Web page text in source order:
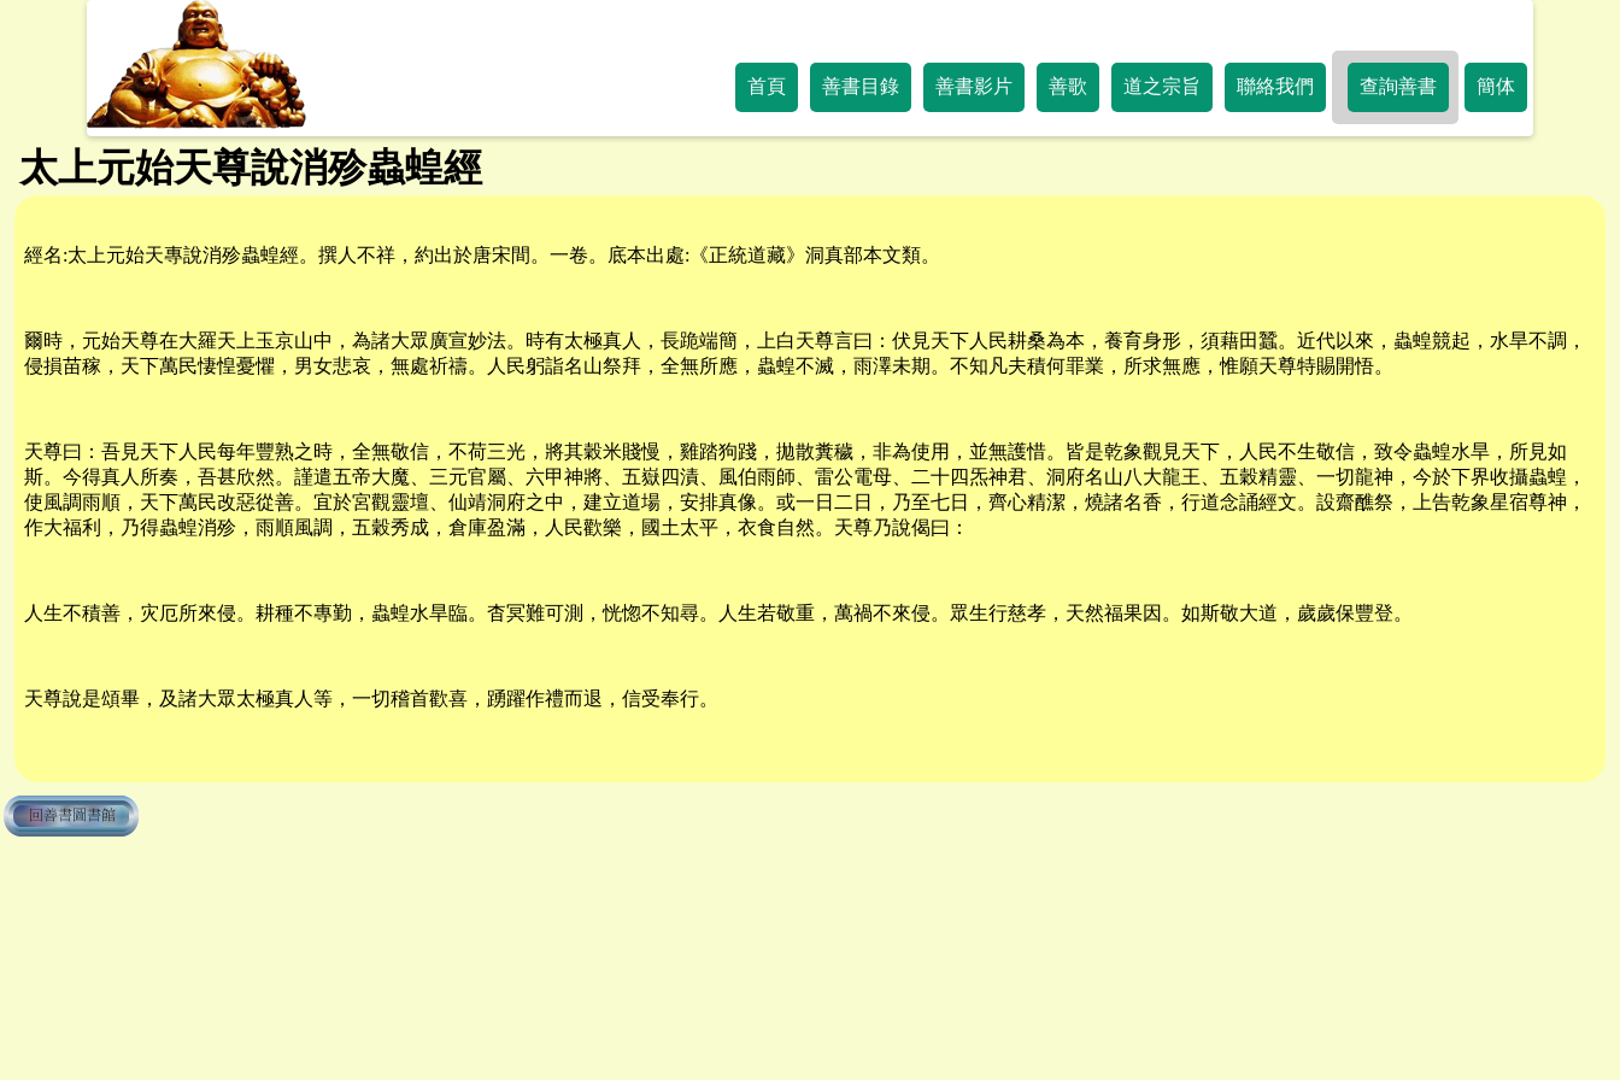
首頁 善書目錄 善書影片 善歌 道之宗旨 聯絡我們 查詢善書 簡体
太上元始天尊說消殄蟲蝗經
經名:太上元始天專說消殄蟲蝗經。撰人不祥，約出於唐宋間。一卷。底本出處:《正統道藏》洞真部本文類。
爾時，元始天尊在大羅天上玉京山中，為諸大眾廣宣妙法。時有太極真人，長跪端簡，上白天尊言曰：伏見天下人民耕桑為本，養育身形，須藉田蠶。近代以來，蟲蝗競起，水旱不調，
侵損苗稼，天下萬民悽惶憂懼，男女悲哀，無處祈禱。人民躬詣名山祭拜，全無所應，蟲蝗不滅，雨澤未期。不知凡夫積何罪業，所求無應，惟願天尊特賜開悟。
天尊曰：吾見天下人民每年豐熟之時，全無敬信，不荷三光，將其穀米賤慢，雞踏狗踐，拋散糞穢，非為使用，並無護惜。皆是乾象觀見天下，人民不生敬信，致令蟲蝗水旱，所見如
斯。今得真人所奏，吾甚欣然。謹遣五帝大魔、三元官屬、六甲神將、五嶽四漬、風伯雨師、雷公電母、二十四炁神君、洞府名山八大龍王、五穀精靈、一切龍神，今於下界收攝蟲蝗，
使風調雨順，天下萬民改惡從善。宜於宮觀靈壇、仙靖洞府之中，建立道場，安排真像。或一日二日，乃至七日，齊心精潔，燒諸名香，行道念誦經文。設齋醮祭，上告乾象星宿尊神，
作大福利，乃得蟲蝗消殄，雨順風調，五穀秀成，倉庫盈滿，人民歡樂，國土太平，衣食自然。天尊乃說偈曰：
人生不積善，灾厄所來侵。耕種不專勤，蟲蝗水旱臨。杳冥難可測，恍惚不知尋。人生若敬重，萬禍不來侵。眾生行慈孝，天然福果因。如斯敬大道，歲歲保豐登。
天尊說是頌畢，及諸大眾太極真人等，一切稽首歡喜，踴躍作禮而退，信受奉行。